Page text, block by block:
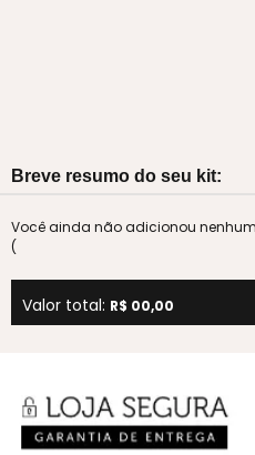
Breve resumo do seu kit:
Você ainda não adicionou
(
Valor total: R$ 00,00